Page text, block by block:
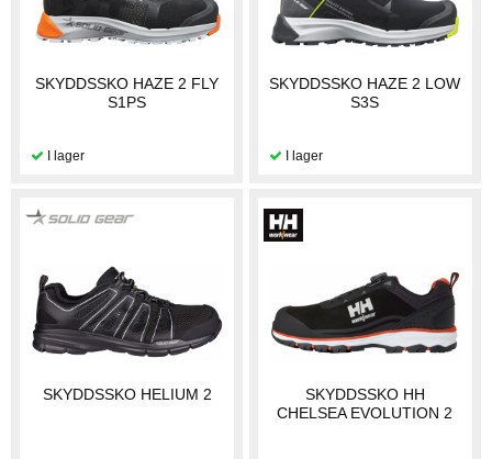
SKYDDSSKO HAZE 2 FLY
S1PS
SKYDDSSKO HAZE 2 LOW
S3S
SKYDDSSKO HELIUM 2
SKYDDSSKO HH
CHELSEA EVOLUTION 2